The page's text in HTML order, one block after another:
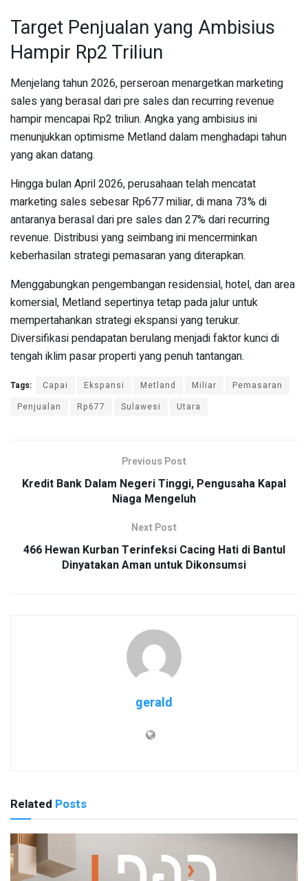
Target Penjualan yang Ambisius
Hampir Rp2 Triliun
Menjelang tahun 2026, perseroan menargetkan marketing
sales yang berasal dari pre sales dan recurring revenue
hampir mencapai Rp2 triliun. Angka yang ambisius ini
menunjukkan optimisme Metland dalam menghadapi tahun
yang akan datang.
Hingga bulan April 2026, perusahaan telah mencatat
marketing sales sebesar Rp677 miliar, di mana 73% di
antaranya berasal dari pre sales dan 27% dari recurring
revenue. Distribusi yang seimbang ini mencerminkan
keberhasilan strategi pemasaran yang diterapkan.
Menggabungkan pengembangan residensial, hotel, dan area
komersial, Metland sepertinya tetap pada jalur untuk
mempertahankan strategi ekspansi yang terukur.
Diversifikasi pendapatan berulang menjadi faktor kunci di
tengah iklim pasar properti yang penuh tantangan.
Tags: Capai Ekspansi Metland Miliar
Pemasaran
Penjualan
Rp677 Sulawesi Utara
Previous Post
Kredit Bank Dalam Negeri Tinggi, Pengusaha Kapal
Niaga Mengeluh
Next Post
466 Hewan Kurban Terinfeksi Cacing Hati di Bantul
Dinyatakan Aman untuk Dikonsumsi
gerald
Related Posts